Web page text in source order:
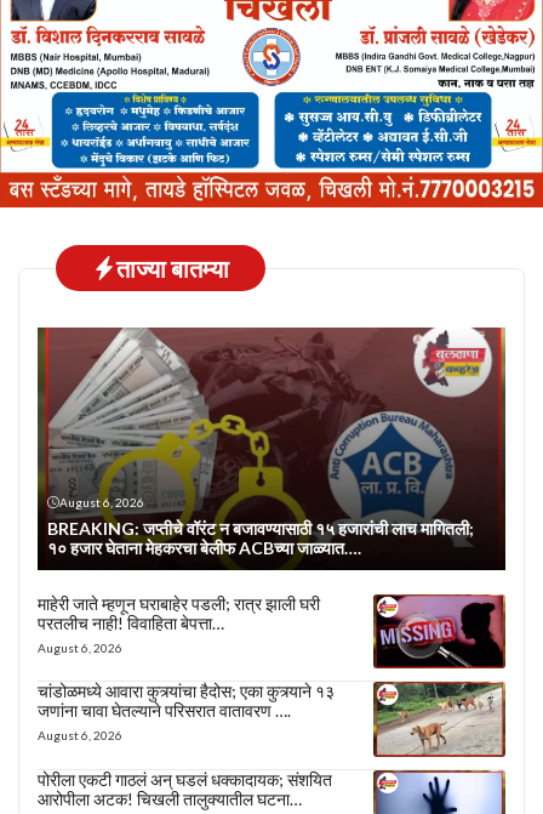
ताज्या बातम्या
August 6, 2026
BREAKING: जप्तीचे वॉरंट न बजावण्यासाठी १५ हजारांची लाच मागितली;
१० हजार घेताना मेहकरचा बेलीफ ACBच्या जाळ्यात….
माहेरी जाते म्हणून घराबाहेर पडली; रात्र झाली घरी
परतलीच नाही! विवाहिता बेपत्ता…
August 6, 2026
चांडोळमध्ये आवारा कुत्र्यांचा हैदोस; एका कुत्र्याने १३
जणांना चावा घेतल्याने परिसरात वातावरण ….
August 6, 2026
पोरीला एकटी गाठलं अन् घडलं धक्कादायक; संशयित
आरोपीला अटक! चिखली तालुक्यातील घटना…